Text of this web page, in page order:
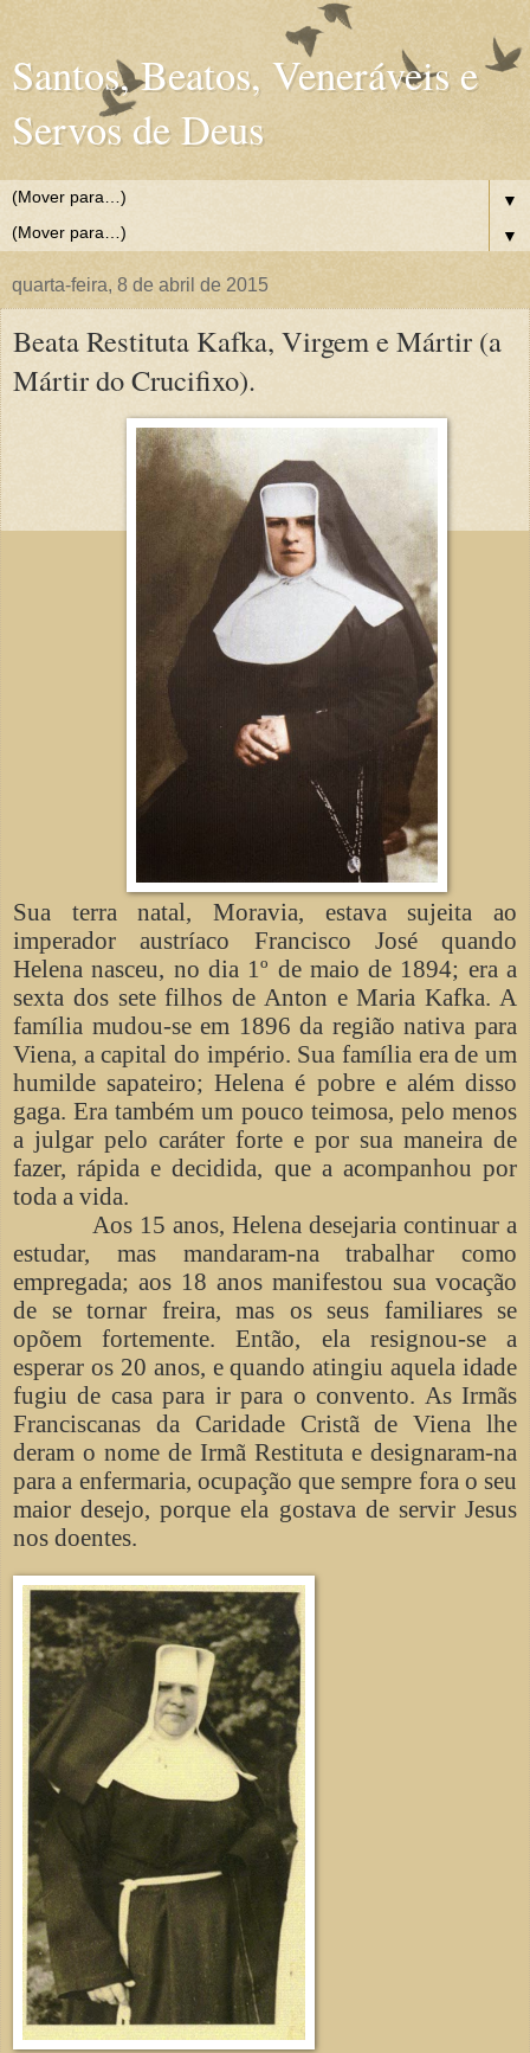
Santos, Beatos, Veneráveis e
Servos de Deus
▼
▼
quarta-feira, 8 de abril de 2015
Beata Restituta Kafka, Virgem e Mártir (a
Mártir do Crucifixo).
Sua terra natal, Moravia, estava sujeita ao
imperador austríaco Francisco José quando
Helena nasceu, no dia 1º de maio de 1894; era a
sexta dos sete filhos de Anton e Maria Kafka. A
família mudou-se em 1896 da região nativa para
Viena, a capital do império. Sua família era de um
humilde sapateiro; Helena é pobre e além disso
gaga. Era também um pouco teimosa, pelo menos
a julgar pelo caráter forte e por sua maneira de
fazer, rápida e decidida, que a acompanhou por
toda a vida.
Aos 15 anos, Helena desejaria continuar a
estudar, mas mandaram-na trabalhar como
empregada; aos 18 anos manifestou sua vocação
de se tornar freira, mas os seus familiares se
opõem fortemente. Então, ela resignou-se a
esperar os 20 anos, e quando atingiu aquela idade
fugiu de casa para ir para o convento. As Irmãs
Franciscanas da Caridade Cristã de Viena lhe
deram o nome de Irmã Restituta e designaram-na
para a enfermaria, ocupação que sempre fora o seu
maior desejo, porque ela gostava de servir Jesus
nos doentes.